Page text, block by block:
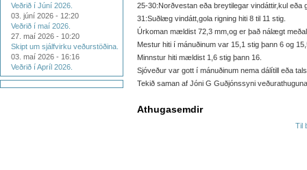
Veðrið í Júní 2026.
03. júní 2026 - 12:20
Veðrið í maí 2026.
27. maí 2026 - 10:20
Skipt um sjálfvirku veðurstöðina.
03. maí 2026 - 16:16
Veðrið í Apríl 2026.
25-30:Norðvestan eða breytilegar vindáttir,kul eða
31:Suðlæg vindátt,gola rigning hiti 8 til 11 stig.
Úrkoman mældist 72,3 mm,og er það nálægt
Mestur hiti í mánuðinum var 15,1 stig þann 6 og
Minnstur hiti mældist 1,6 stig þann 16.
Sjóveður var gott í mánuðinum nema dálítill eða
Tekið saman af Jóni G Guðjónssyni
Athugasemdir
Til